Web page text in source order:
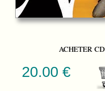
ACHETER CD
20.00 €